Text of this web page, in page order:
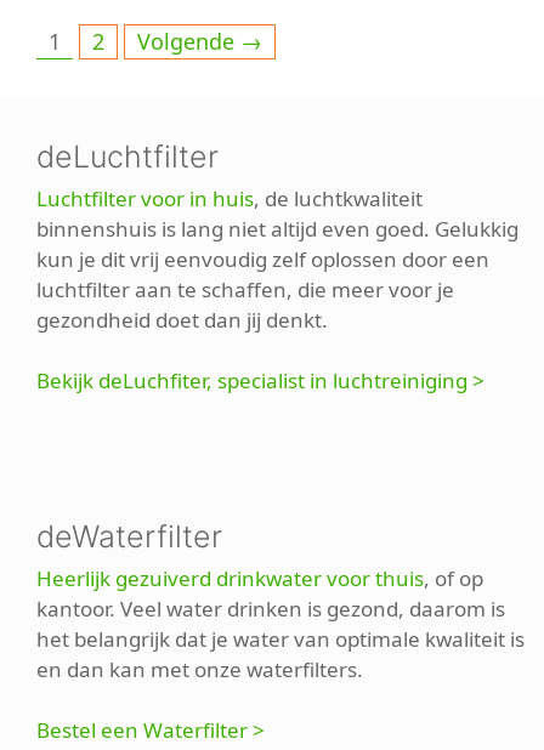
Pagina
1 Pagina
2 Volgende →
deLuchtfilter
Luchtfilter voor in huis, de luchtkwaliteit
binnenshuis is lang niet altijd even goed. Gelukkig
kun je dit vrij eenvoudig zelf oplossen door een
luchtfilter aan te schaffen, die meer voor je
gezondheid doet dan jij denkt.
Bekijk deLuchfiter, specialist in luchtreiniging >
deWaterfilter
Heerlijk gezuiverd drinkwater voor thuis, of op
kantoor. Veel water drinken is gezond, daarom is
het belangrijk dat je water van optimale kwaliteit is
en dan kan met onze waterfilters.
Bestel een Waterfilter >